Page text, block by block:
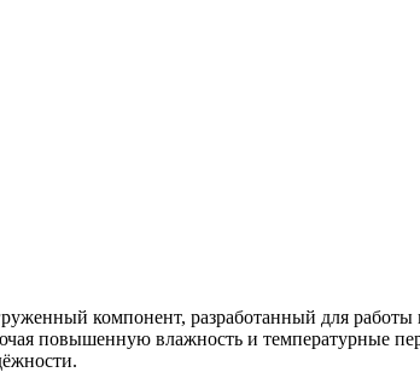
компонент, разработанный для
повышенную влажность и температурные